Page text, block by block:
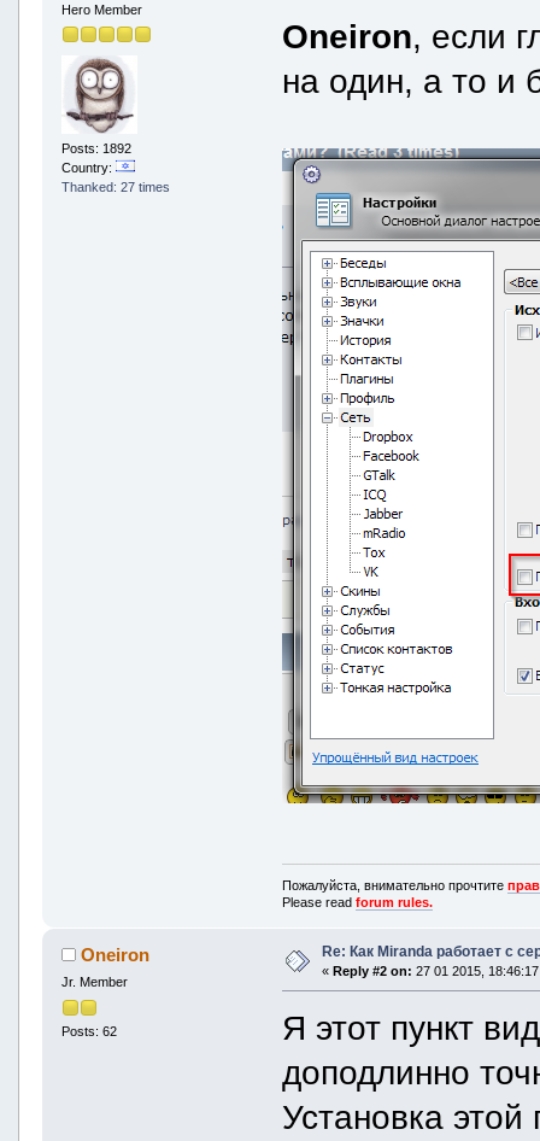
Hero Member
Posts: 1892
Country:
Thanked: 27 times
Oneiron, если
на один, а то и
Пожалуйста, внимательно прочтите
Please readforum rules.
Oneiron
Jr. Member
Posts: 62
Re: Как Miranda работает с
« Reply #2 on: 27 01 2015,
Я этот пункт
доподлинно
Установка